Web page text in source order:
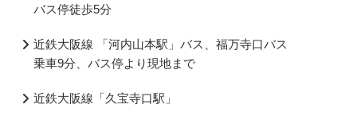
バス停徒歩5分
近鉄大阪線 「河内山本駅」バス、福万寺口バス
乗車9分、バス停より現地まで
近鉄大阪線「久宝寺口駅」